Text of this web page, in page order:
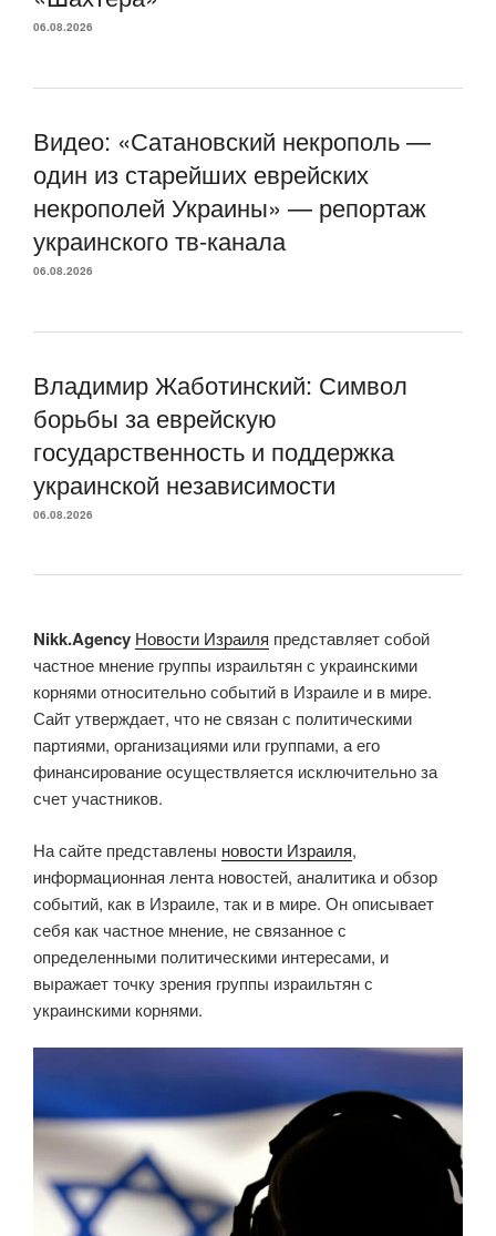
06.08.2026
Видео: «Сатановский некрополь —
один из старейших еврейских
некрополей Украины» — репортаж
украинского тв-канала
06.08.2026
Владимир Жаботинский: Символ
борьбы за еврейскую
государственность и поддержка
украинской независимости
06.08.2026
Nikk.Agency Новости Израиля представляет собой
частное мнение группы израильтян с украинскими
корнями относительно событий в Израиле и в мире.
Сайт утверждает, что не связан с политическими
партиями, организациями или группами, а его
финансирование осуществляется исключительно за
счет участников.
На сайте представлены новости Израиля,
информационная лента новостей, аналитика и обзор
событий, как в Израиле, так и в мире. Он описывает
себя как частное мнение, не связанное с
определенными политическими интересами, и
выражает точку зрения группы израильтян с
украинскими корнями.